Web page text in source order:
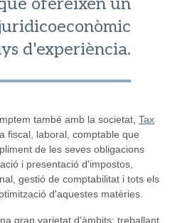
ofereixen un
d'experiència.
també amb la societat, Tax
fiscal, laboral, comptable que
de les seves obligacions
i presentació d'impostos,
gestió de comptabilitat i tots els
d'aquestes matèries.
gran varietat d'àmbits: treballant